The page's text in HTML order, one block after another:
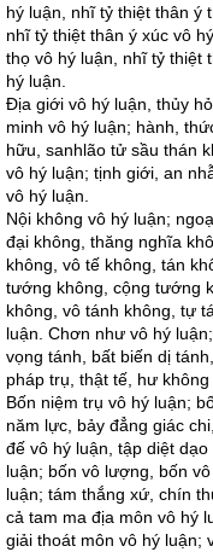
hý luận, nhĩ tỷ thiệt thân ý
nhĩ tỷ thiệt thân ý xúc vô
thọ vô hý luận, nhĩ tỷ thiệt
hý luận.
Địa giới vô hý luận, thủy
minh vô hý luận; hành,
hữu, sanhlão tử sầu thán
vô hý luận; tịnh giới, an
vô hý luận.
Nội không vô hý luận;
đại không, thăng nghĩa
không, vô tế không, tán
tướng không, cộng tướng
không, vô tánh không, tự
luận. Chơn như vô hý
vọng tánh, bất biến dị
pháp trụ, thật tế, hư
Bốn niệm trụ vô hý luận;
năm lực, bảy đẳng giác
đế vô hý luận, tập diệt
luận; bốn vô lượng, bốn
luận; tám thắng xứ, chín
cả tam ma địa môn vô hý
giải thoát môn vô hý luận;